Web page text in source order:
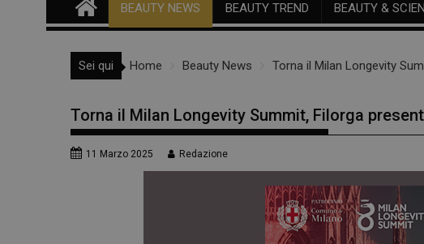
BEAUTY NEWS BEAUTY TREND BEAUTY &
Sei qui Home Beauty News Torna il Milan Longevity
Torna il Milan Longevity Summit, Filorga
11 Marzo 2025 Redazione